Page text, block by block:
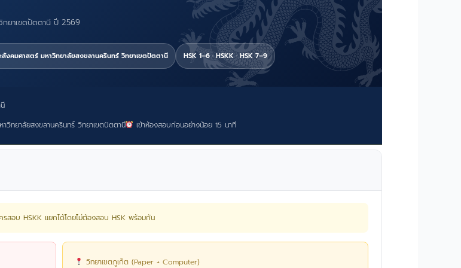
ยาเขตปัตตานี ปี 2569
งคมศาสตร์ มหาวิทยาลัยสงขลานครินทร์ วิทยาเขตปัตตานี HSK 1–6 · HSKK · HSK 7–9
ทยาลัยสงขลานครินทร์ วิทยาเขตปัตตานี
เข้าห้องสอบก่อนอย่างน้อย 15 นาที
รสอบ HSKK แยกได้โดยไม่ต้องสอบ HSK พร้อมกัน
วิทยาเขตภูเก็ต (Paper + Computer)